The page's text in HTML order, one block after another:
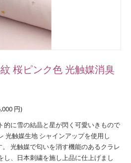
桜ピンク色 光触媒消臭
円)
的に雪の結晶と星が閃く可愛いきもので
光触媒生地 シャインアップを使用し
光触媒で匂いを消す機能のあるクラレ
し、日本刺繍を施し上品に仕上げまし